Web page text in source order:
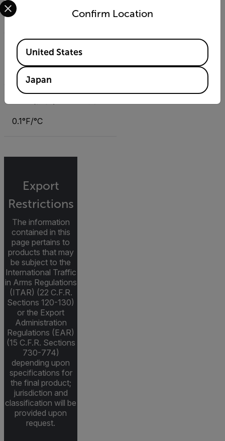
32 to 122°F (0 to 50°C)
温度（接触）の基本精度
±1.5°F/0.8°C
0.1°F/°C
Export
Restrictions
The information
contained in this
page pertains to
products that may
be subject to the
International Traffic
in Arms Regulations
(ITAR) (22 C.F.R.
Sections 120-130)
or the Export
Administration
Regulations (EAR)
(15 C.F.R. Sections
730-774)
depending upon
specifications for
the final product;
jurisdiction and
classification will be
provided upon
request.
Confirm Location
Available Locations
United States
Japan